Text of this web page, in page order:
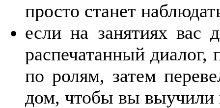
просто станет
если на занятиях вас
распечатанный
по ролям, затем
дом, чтобы вы выучили